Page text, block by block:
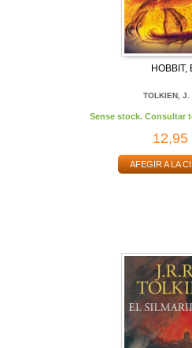
HOBBIT,
TOLKIEN, J.
Sense stock. Consultar
12,95
AFEGIR A LA